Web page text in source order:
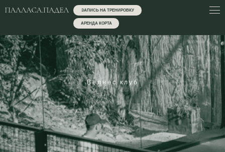
АРЕНДА КОРТА
ЗАПИСЬ НА ТРЕНИРОВКУ
Велнес клуб